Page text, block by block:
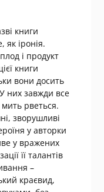
книги
іронія.
і продукт
книги
вони досить
У них завжди все
мить рветься.
зворушливі
у авторки
у вражених
її талантів
–
краєвид,